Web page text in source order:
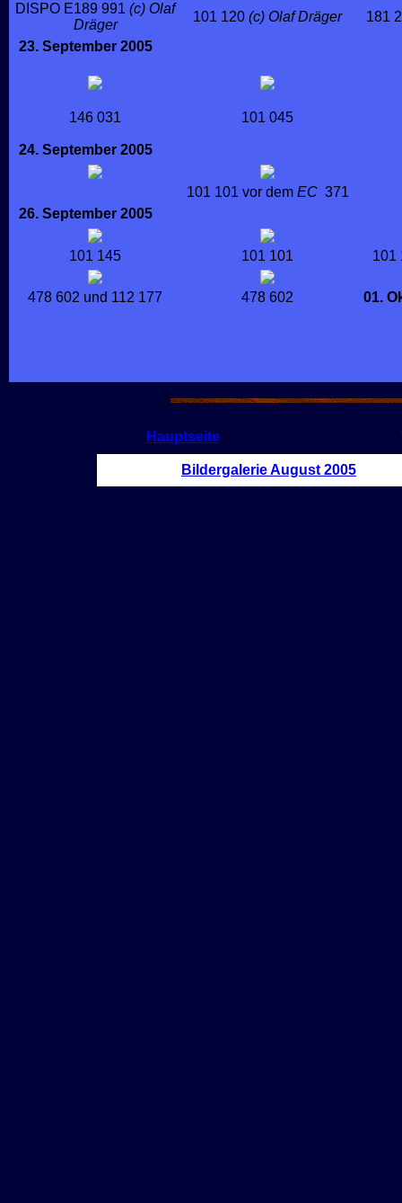
DISPO E189 991 (c) Olaf
Dräger
101 120 (c) Olaf Dräger
181
23. September 2005
146 031 101 045
24. September 2005
101 101 vor dem EC371
26. September 2005
101 145 101 101 101
478 602 und 112 177 478 602 01.
Hauptseite
Bildergalerie August 2005